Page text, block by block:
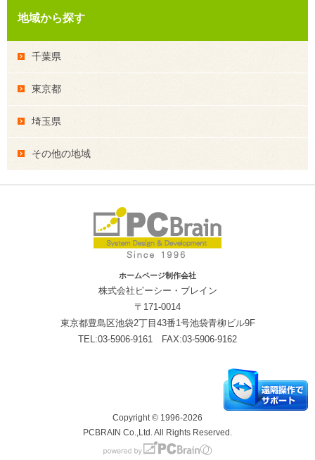
地域から探す
千葉県
東京都
埼玉県
その他の地域
ホームページ制作会社
株式会社ピーシー・ブレイン
〒171-0014
東京都豊島区池袋2丁目43番1号池袋青柳ビル9F
TEL:03-5906-9161 FAX:03-5906-9162
Copyright © 1996-2026
PCBRAIN Co.,Ltd. All Rights Reserved.